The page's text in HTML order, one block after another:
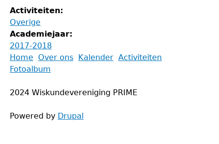
Activiteiten:
Overige
Academiejaar:
2017-2018
Back
to
Main
menu
Home Over ons Kalender Activiteiten
Fotoalbum
2024 Wiskundevereniging PRIME
Powered by Drupal